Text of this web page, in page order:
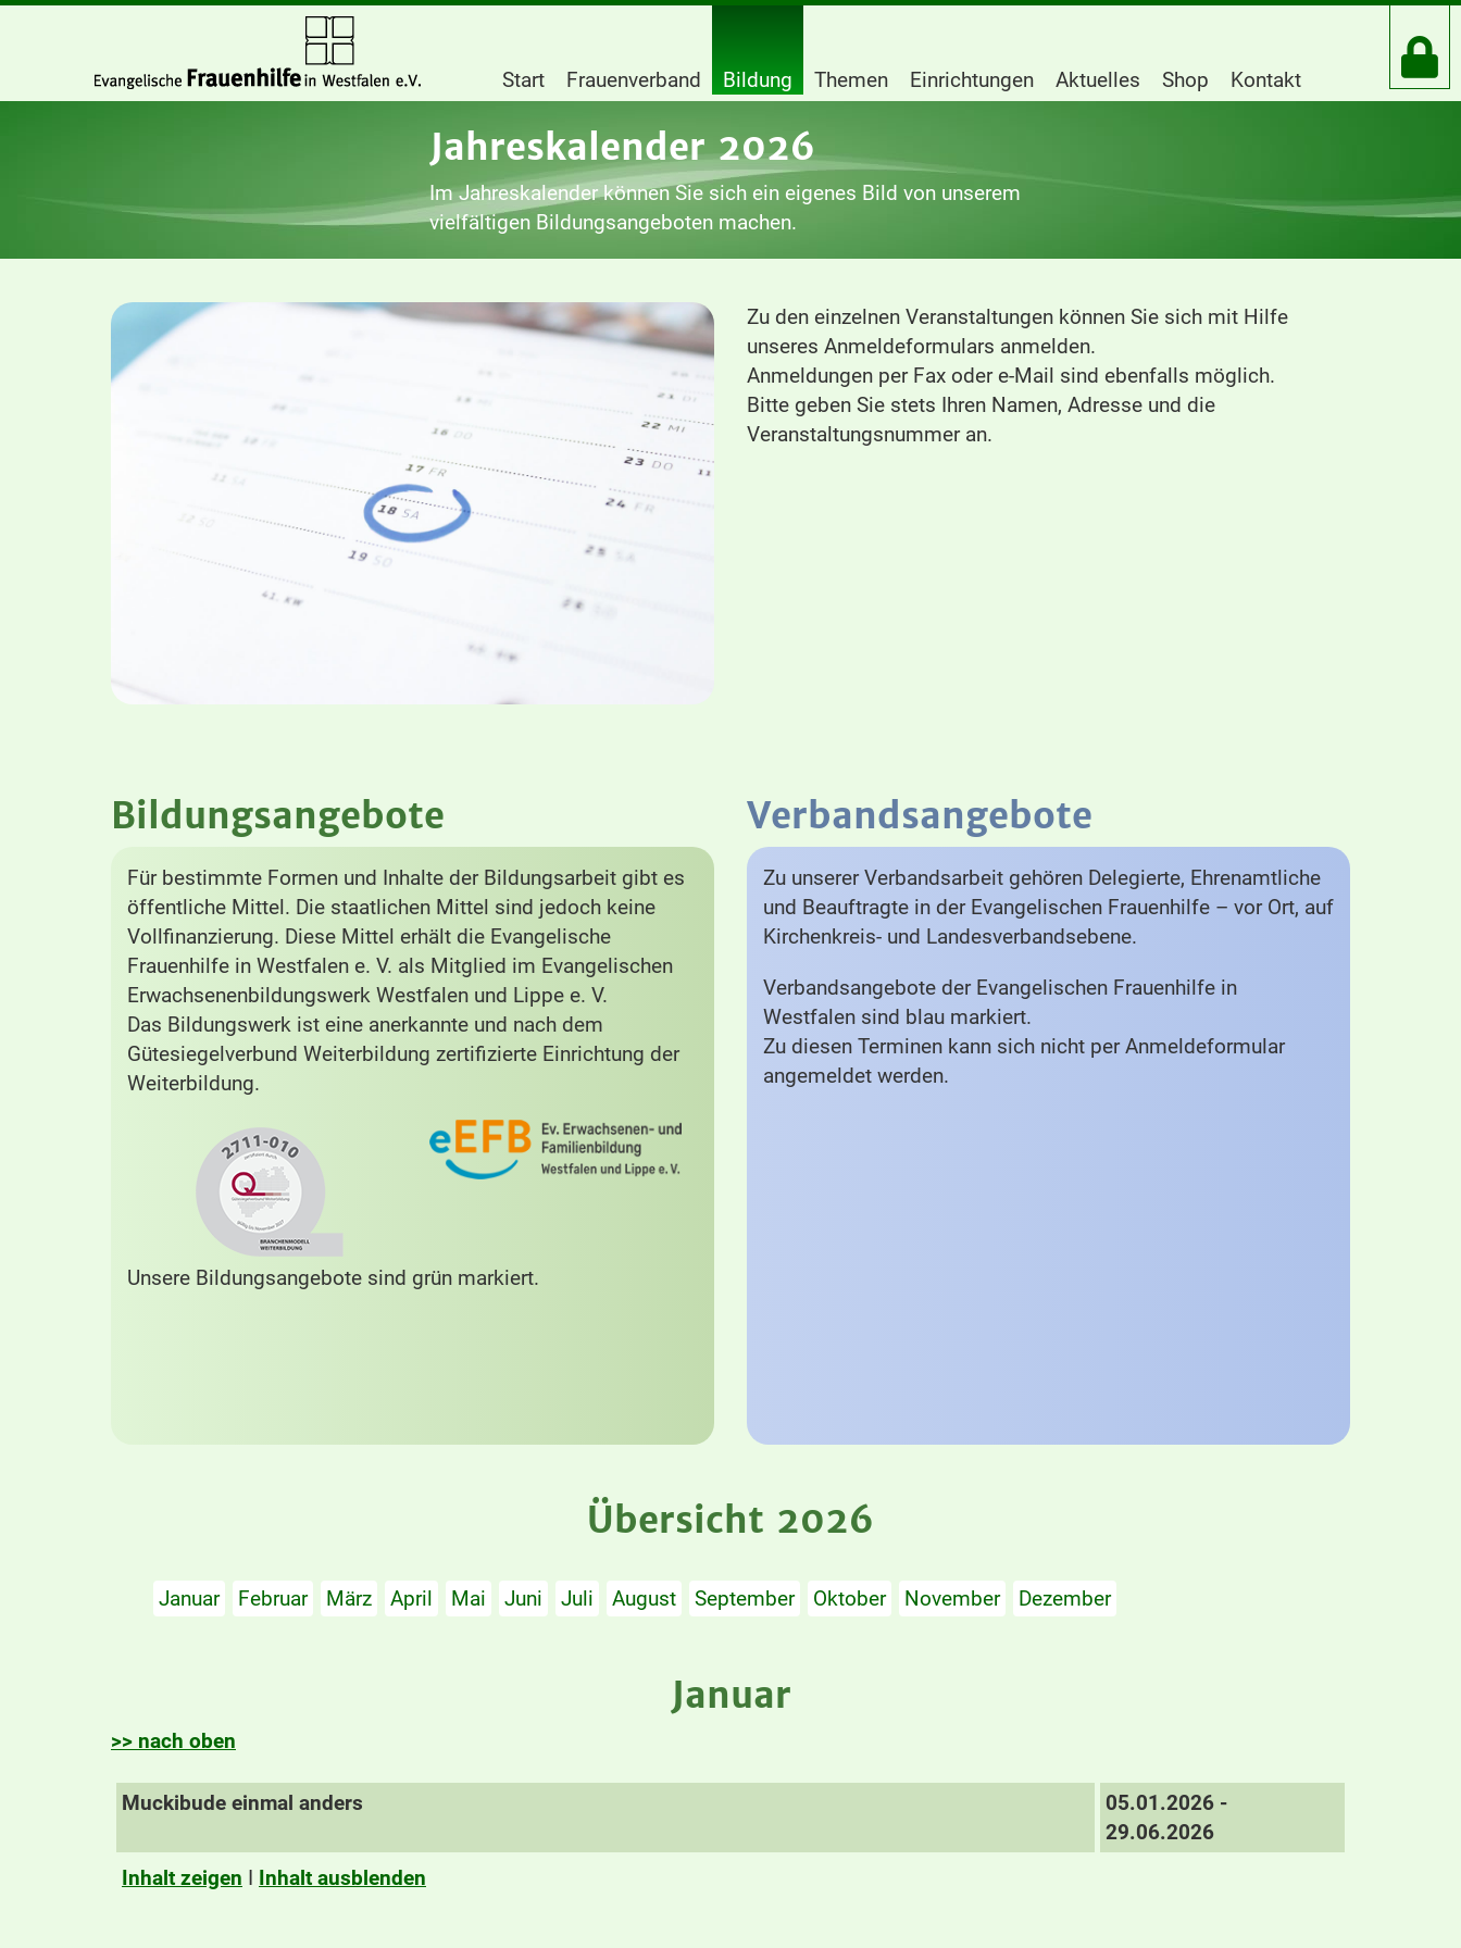
Start Frauenverband Bildung Themen Einrichtungen Aktuelles Shop Kontakt
Jahreskalender 2026
Im Jahreskalender können Sie sich ein eigenes Bild von unserem
vielfältigen Bildungsangeboten machen.
Zu den einzelnen Veranstaltungen können Sie sich mit Hilfe
unseres Anmeldeformulars anmelden.
Anmeldungen per Fax oder e-Mail sind ebenfalls möglich.
Bitte geben Sie stets Ihren Namen, Adresse und die
Veranstaltungsnummer an.
Bildungsangebote
Für bestimmte Formen und Inhalte der Bildungsarbeit gibt es
öffentliche Mittel. Die staatlichen Mittel sind jedoch keine
Vollfinanzierung. Diese Mittel erhält die Evangelische
Frauenhilfe in Westfalen e. V. als Mitglied im Evangelischen
Erwachsenenbildungswerk Westfalen und Lippe e. V.
Das Bildungswerk ist eine anerkannte und nach dem
Gütesiegelverbund Weiterbildung zertifizierte Einrichtung der
Weiterbildung.
Unsere Bildungsangebote sind grün markiert.
Verbandsangebote
Zu unserer Verbandsarbeit gehören Delegierte, Ehrenamtliche
und Beauftragte in der Evangelischen Frauenhilfe – vor Ort, auf
Kirchenkreis- und Landesverbandsebene.
Verbandsangebote der Evangelischen Frauenhilfe in
Westfalen sind blau markiert.
Zu diesen Terminen kann sich nicht per Anmeldeformular
angemeldet werden.
Übersicht 2026
Januar Februar März April Mai Juni Juli August September Oktober November Dezember
Januar
>> nach oben
Muckibude einmal anders
05.01.2026 -
29.06.2026
Inhalt zeigen I Inhalt ausblenden